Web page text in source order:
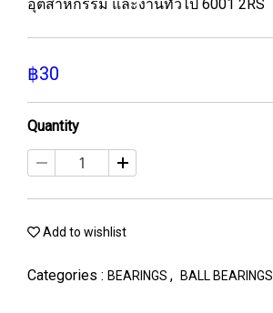
อุตสาหกรรม และงานทั่วไป 6001 2RS
฿30
Quantity
Add to wishlist
Categories : BEARINGS , BALL BEARINGS